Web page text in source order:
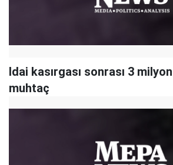
Idai kasırgası sonrası 3
muhtaç